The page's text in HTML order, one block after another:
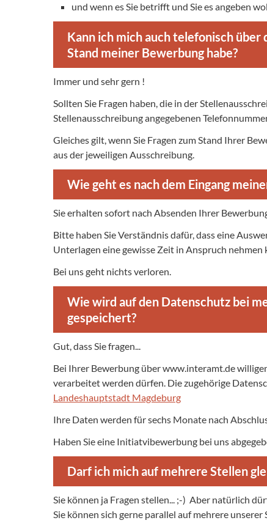
und wenn es Sie betrifft und Sie es angeben
Kann ich mich auch telefonisch über
Stand meiner Bewerbung habe?
Immer und sehr gern !
Sollten Sie Fragen haben, die in der
Stellenausschreibung angegebenen
Gleiches gilt, wenn Sie Fragen zum Stand Ihrer
aus der jeweiligen Ausschreibung.
Wie geht es nach dem Eingang
Sie erhalten sofort nach Absenden Ihrer
Bitte haben Sie Verständnis dafür, dass eine
Unterlagen eine gewisse Zeit in Anspruch
Bei uns geht nichts verloren.
Wie wird auf den Datenschutz bei
gespeichert?
Gut, dass Sie fragen...
Bei Ihrer Bewerbung über www.interamt.de
verarbeitet werden dürfen. Die zugehörige
Landeshauptstadt Magdeburg
Ihre Daten werden für sechs Monate nach
Haben Sie eine Initiatvibewerbung bei uns
Darf ich mich auf mehrere Stellen
Sie können ja Fragen stellen... ;-) Aber natürlich
Sie können sich gerne parallel auf mehrere